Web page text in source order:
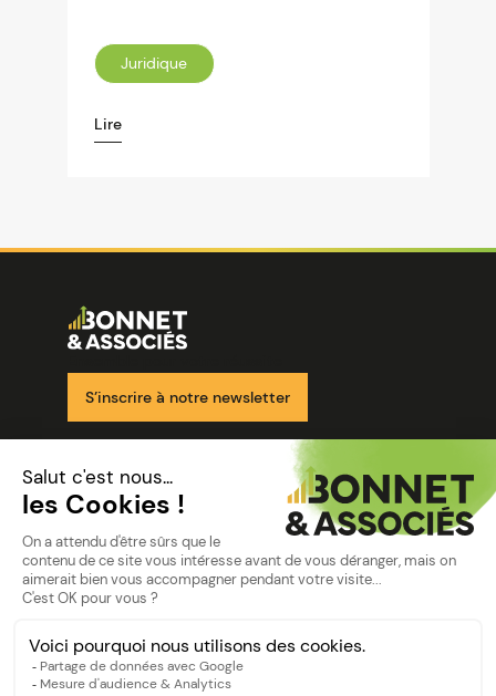
Juridique
Lire
Image
S’inscrire à notre newsletter
Nos solutions
Nos cabinets
Mon espace client
Politique de confidentialité
©Bonnet2023